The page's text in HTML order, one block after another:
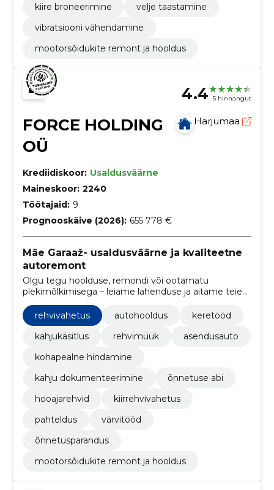
kiire broneerimine
velje taastamine
vibratsiooni vähendamine
mootorsõidukite remont ja hooldus
4.4 5 hinnangut
FORCE HOLDING
OÜ
Harjumaa
Krediidiskoor: Usaldusväärne
Maineskoor: 2240
Töötajaid: 9
Prognooskäive (2026): 655 778 €
Mäe Garaaž- usaldusväärne ja kvaliteetne
autoremont
Olgu tegu hoolduse, remondi või ootamatu
plekimõlkimisega – leiame lahenduse ja aitame teie
rehvivahetus
autohooldus
keretööd
kahjukäsitlus
rehvimüük
asendusauto
kohapealne hindamine
kahju dokumenteerimine
õnnetuse abi
hooajarehvid
kiirrehvivahetus
pahteldus
värvitööd
õnnetusparandus
mootorsõidukite remont ja hooldus